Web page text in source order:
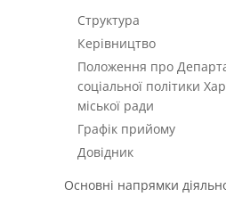
Структура
Керівництво
Положення про
соціальної політики
міської ради
Графік прийому
Довідник
Основні напрямки